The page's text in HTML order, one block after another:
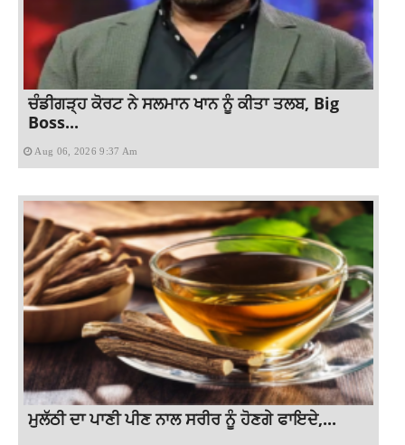
ਚੰਡੀਗੜ੍ਹ ਕੋਰਟ ਨੇ ਸਲਮਾਨ ਖਾਨ ਨੂੰ ਕੀਤਾ ਤਲਬ, Big
Boss...
Aug 06, 2026 9:37 Am
ਮੁਲੱਠੀ ਦਾ ਪਾਣੀ ਪੀਣ ਨਾਲ ਸਰੀਰ ਨੂੰ ਹੋਣਗੇ ਫਾਇਦੇ,...